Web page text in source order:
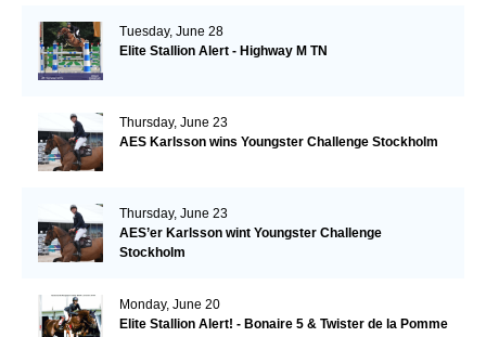
Tuesday, June 28
Elite Stallion Alert - Highway M TN
Thursday, June 23
AES Karlsson wins Youngster Challenge Stockholm
Thursday, June 23
AES’er Karlsson wint Youngster Challenge
Stockholm
Monday, June 20
Elite Stallion Alert! - Bonaire 5 & Twister de la Pomme